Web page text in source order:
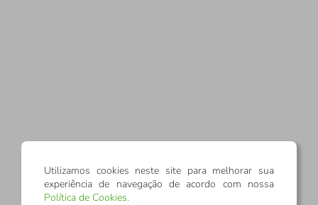
Utilizamos cookies neste site para melhorar sua
experiência de navegação de acordo com nossa
Política de Cookies.